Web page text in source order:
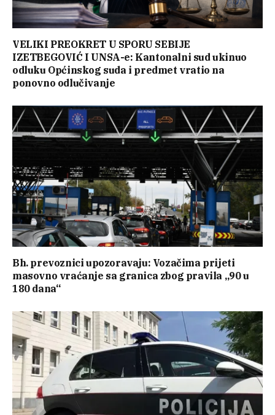
VELIKI PREOKRET U SPORU SEBIJE
IZETBEGOVIĆ I UNSA-e: Kantonalni sud ukinuo
odluku Općinskog suda i predmet vratio na
ponovno odlučivanje
Bh. prevoznici upozoravaju: Vozačima prijeti
masovno vraćanje sa granica zbog pravila „90 u
180 dana“